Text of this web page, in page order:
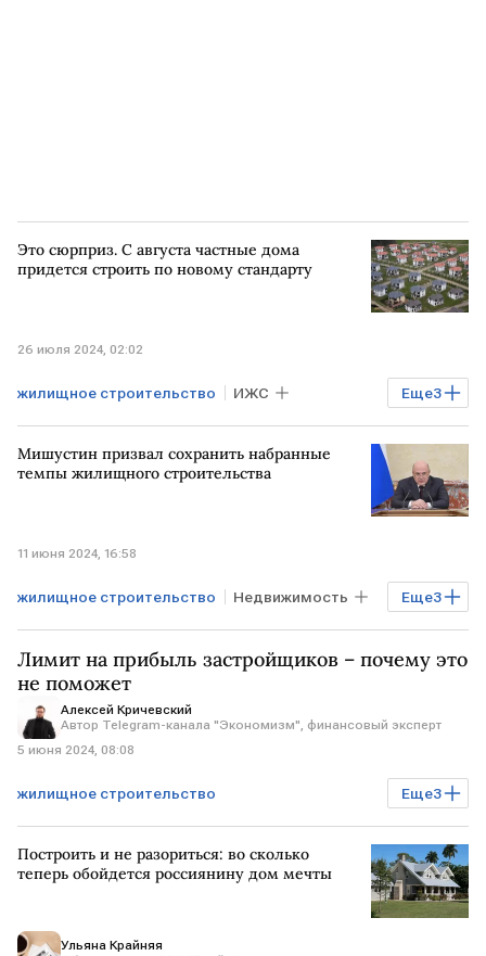
Это сюрприз. С августа частные дома
придется строить по новому стандарту
26 июля 2024, 02:02
Еще3
жилищное строительство ИЖС
строительство строительство жилья
Эксклюзив
Мишустин призвал сохранить набранные
темпы жилищного строительства
11 июня 2024, 16:58
Еще3
жилищное строительство Недвижимость
Михаил Мишустин жилье РОССИЯ
Лимит на прибыль застройщиков – почему это
не поможет
Алексей Кричевский
Автор Telegram-канала "Экономизм", финансовый эксперт
5 июня 2024, 08:08
Еще3
жилищное строительство
Мнения аналитиков
строительная отрасль
Построить и не разориться: во сколько
теперь обойдется россиянину дом мечты
Ульяна Крайняя